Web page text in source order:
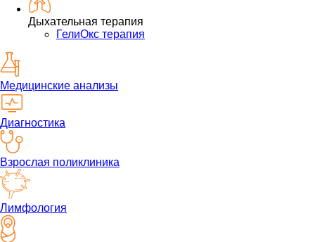
Дыхательная терапия
ГелиОкс терапия
Медицинские анализы
Диагностика
Взрослая поликлиника
Лимфология